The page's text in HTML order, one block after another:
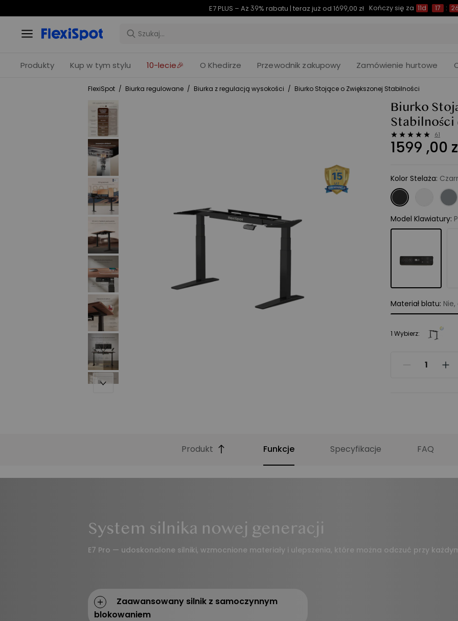
E7 PLUS – Aż 39% rabatu | teraz już od 1699,00 zł Kończy się za 11d 17 : 26
Produkty Kup w tym stylu 10-lecie🎉 O Khedirze Przewodnik zakupowy Zamówienie hurtowe
FlexiSpot / Biurka regulowane / Biurka z regulacją wysokości / Biurko Stojące o Zwiększonej Stabilności
Biurko
Stabilności
61
1599 ,00
Kolor Stelaża:
Model Klawiatury:
Materiał blatu:
Hot
1 Wybierz:
Produkt Funkcje Specyfikacje FAQ
Funkcje
System silnika nowej generacji
E7 Pro — udoskonalone silniki, wzmocnione materiały i ulepszenia, które można odczuć przy
Zaawansowany silnik z samoczynnym
blokowaniem